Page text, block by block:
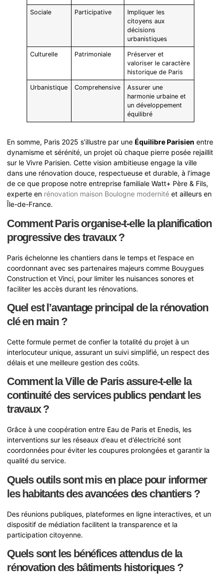
Sociale Participative
Impliquer les
citoyens aux
décisions
urbanistiques
Culturelle Patrimoniale
Préserver et
valoriser le caractère
historique de Paris
Urbanistique Comprehensive
Assurer une
harmonie urbaine et
un développement
équilibré
En somme, Paris 2025 s’illustre par une Équilibre Parisien entre
dynamisme et sérénité, un projet où chaque pierre posée rejaillit
sur le Vivre Parisien. Cette vision ambitieuse engage la ville
dans une rénovation douce, respectueuse et durable, à l’image
de ce que propose notre entreprise familiale Watt+ Père & Fils,
experte en rénovation maison Boulogne modernité et ailleurs en
Île-de-France.
Comment Paris organise-t-elle la planification
progressive des travaux ?
Paris échelonne les chantiers dans le temps et l’espace en
coordonnant avec ses partenaires majeurs comme Bouygues
Construction et Vinci, pour limiter les nuisances sonores et
faciliter les accès durant les rénovations.
Quel est l’avantage principal de la rénovation
clé en main ?
Cette formule permet de confier la totalité du projet à un
interlocuteur unique, assurant un suivi simplifié, un respect des
délais et une meilleure gestion des coûts.
Comment la Ville de Paris assure-t-elle la
continuité des services publics pendant les
travaux ?
Grâce à une coopération entre Eau de Paris et Enedis, les
interventions sur les réseaux d’eau et d’électricité sont
coordonnées pour éviter les coupures prolongées et garantir la
qualité du service.
Quels outils sont mis en place pour informer
les habitants des avancées des chantiers ?
Des réunions publiques, plateformes en ligne interactives, et un
dispositif de médiation facilitent la transparence et la
participation citoyenne.
Quels sont les bénéfices attendus de la
rénovation des bâtiments historiques ?